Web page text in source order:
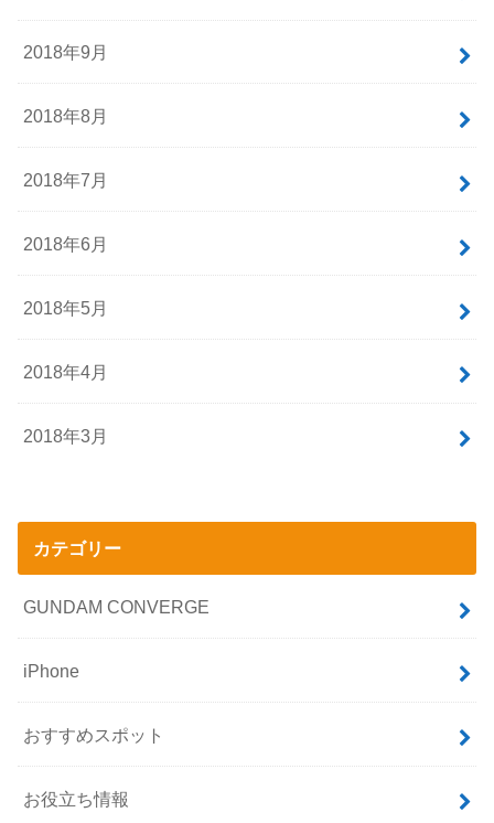
2018年9月
2018年8月
2018年7月
2018年6月
2018年5月
2018年4月
2018年3月
カテゴリー
GUNDAM CONVERGE
iPhone
おすすめスポット
お役立ち情報